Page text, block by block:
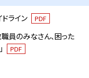
ライン PDF
員のみなさん、困った
PDF